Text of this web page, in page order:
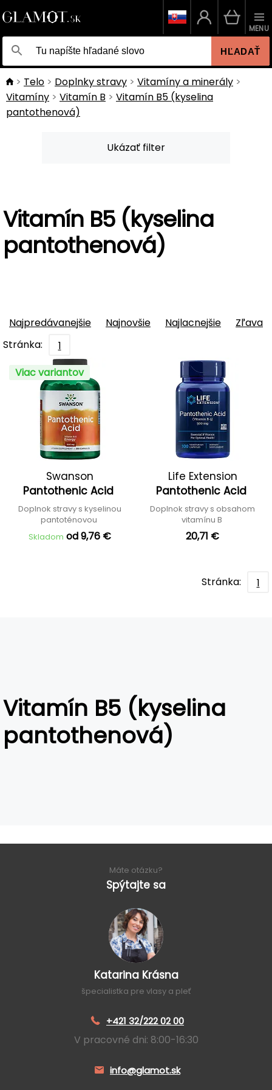
HĽADAŤ
MENU
Telo Doplnky stravy
Vitamíny a minerály
Vitamíny
Vitamín B
Vitamín B5 (kyselina
pantothenová)
Ukázať filter
Vitamín B5 (kyselina
pantothenová)
Najpredávanejšie Najnovšie Najlacnejšie
Zľava
Stránka:
1
Viac variantov
Swanson
Pantothenic Acid
Doplnok stravy s kyselinou
pantoténovou
Skladom od 9,76 €
Life Extension
Pantothenic Acid
Doplnok stravy s obsahom
vitamínu B
20,71 €
Stránka: 1
Vitamín B5 (kyselina
pantothenová)
Máte otázku?
Spýtajte sa
Katarina Krásna
špecialistka pre vlasy a pleť
+421 32/222 02 00
V pracovné dni: 8:00-16:30
info@glamot.sk